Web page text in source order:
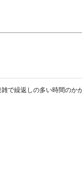
で繰返しの多い時間のか